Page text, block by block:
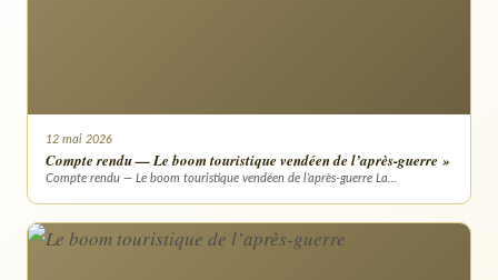
12 mai 2026
Compte rendu — Le boom touristique vendéen de l’après-guerre »
Compte rendu — Le boom touristique vendéen de l’après-guerre La…